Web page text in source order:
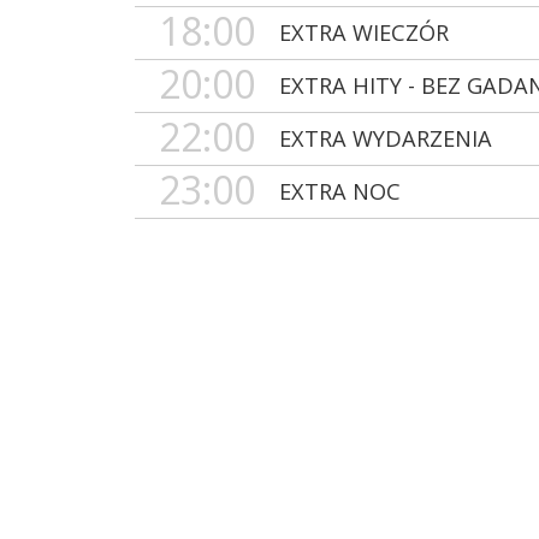
18:00
EXTRA WIECZÓR
20:00 EXTRA HITY - BEZ
22:00 EXTRA WYDARZENIA
23:00 EXTRA NOC